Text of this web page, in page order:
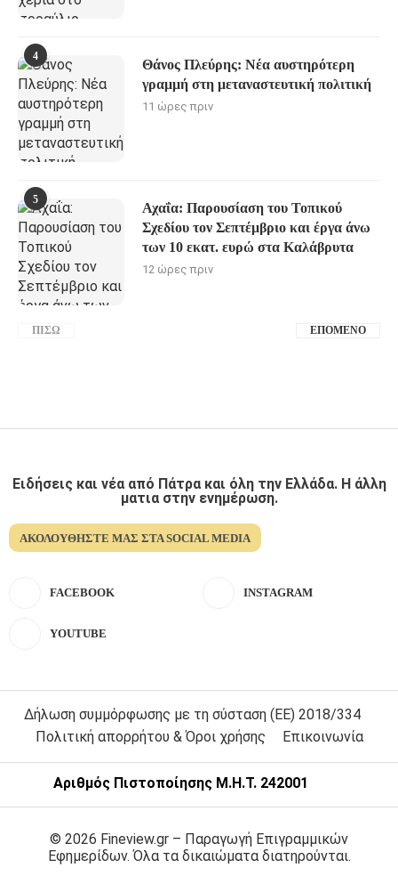
4
Θάνος Πλεύρης: Νέα αυστηρότερη
γραμμή στη μεταναστευτική πολιτική
11 ώρες πριν
5
Αχαΐα: Παρουσίαση του Τοπικού
Σχεδίου τον Σεπτέμβριο και έργα άνω
των 10 εκατ. ευρώ στα Καλάβρυτα
12 ώρες πριν
ΠΊΣΩ ΕΠΌΜΕΝΟ
Ειδήσεις και νέα από Πάτρα και όλη την Ελλάδα. Η άλλη
ματια στην ενημέρωση.
ΑΚΟΛΟΥΘΉΣΤΕ ΜΑΣ ΣΤΑ SOCIAL MEDIA
FACEBOOK INSTAGRAM
YOUTUBE
Δήλωση συμμόρφωσης με τη σύσταση (ΕΕ) 2018/334
Πολιτική απορρήτου & Όροι χρήσης
Επικοινωνία
Αριθμός Πιστοποίησης Μ.Η.Τ. 242001
© 2026 Fineview.gr – Παραγωγή Επιγραμμικών
Εφημερίδων. Όλα τα δικαιώματα διατηρούνται.